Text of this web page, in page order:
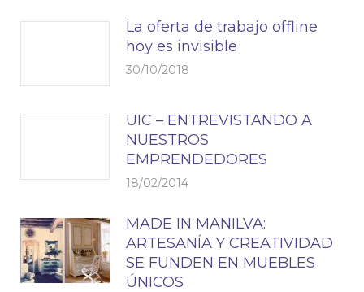
La oferta de trabajo offline
hoy es invisible
30/10/2018
UIC – ENTREVISTANDO A
NUESTROS
EMPRENDEDORES
18/02/2014
MADE IN MANILVA:
ARTESANÍA Y CREATIVIDAD
SE FUNDEN EN MUEBLES
ÚNICOS